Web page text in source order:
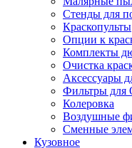
Стенды для
Краскопульты
Опции к
Комплекты
Очистка
Аксессуары
Фильтры
Колеровка
Воздушные
Сменные
Кузовное